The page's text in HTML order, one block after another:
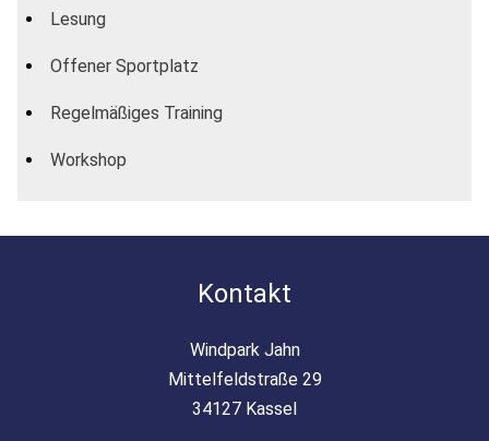
Lesung
Offener Sportplatz
Regelmäßiges Training
Workshop
Kontakt
Windpark Jahn
Mittelfeldstraße 29
34127 Kassel